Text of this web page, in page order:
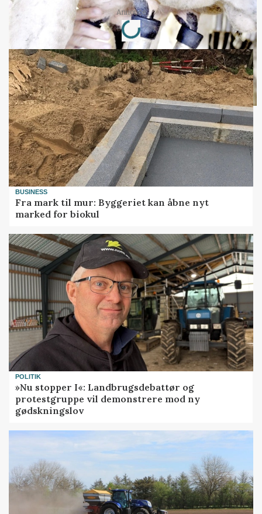
Annonce
Loading...
BUSINESS
Fra mark til mur: Byggeriet kan åbne nyt
marked for biokul
POLITIK
»Nu stopper I«: Landbrugsdebattør og
protestgruppe vil demonstrere mod ny
gødskningslov